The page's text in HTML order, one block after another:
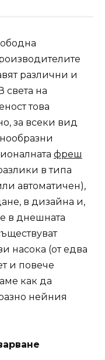
различни и
света на
това
за всеки вид
фреш
в типа
автоматичен),
в дизайна и,
в днешната
насока (от едва
и повече
как да
нейния